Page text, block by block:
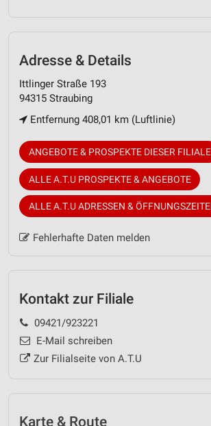
Adresse & Details
Ittlinger Straße 193
94315 Straubing
Entfernung 408,01 km (Luftlinie)
ANGEBOTE & PROSPEKTE DIESER FILIALE
ALLE A.T.U PROSPEKTE & ANGEBOTE
ALLE A.T.U ADRESSEN &
Fehlerhafte Daten melden
Kontakt zur Filiale
09421/923221
E-Mail schreiben
Zur Filialseite von A.T.U
Karte & Route